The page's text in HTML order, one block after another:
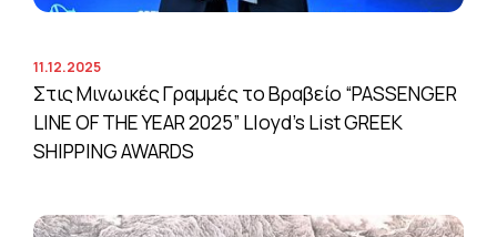
11.12.2025
Στις Μινωικές Γραμμές το Βραβείο “PASSENGER
LINE OF THE YEAR 2025” Lloyd’s List GREEK
SHIPPING AWARDS